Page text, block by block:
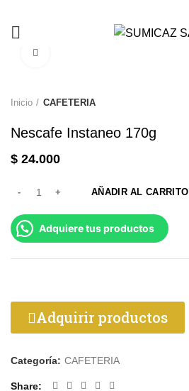
Inicio CAFETERIA
Nescafe Instaneo 170g
$ 24.000
AÑADIR AL CARRITO
Adquiere tus productos
Adquirir productos
Categoría: CAFETERIA
Share